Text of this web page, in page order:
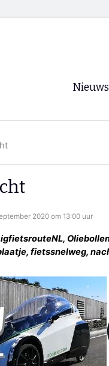
Nieuws
2020 om 13:00 uur
fietssnelweg,